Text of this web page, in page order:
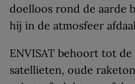
doelloos rond de aarde
hij in de atmosfeer
ENVISAT behoort tot
satellieten, oude